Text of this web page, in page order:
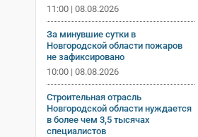
11:00 | 08.08.2026
За минувшие сутки в
Новгородской области пожаров
не зафиксировано
10:00 | 08.08.2026
Строительная отрасль
Новгородской области нуждается
в более чем 3,5 тысячах
специалистов